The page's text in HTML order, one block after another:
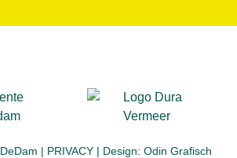
| PRIVACY | Design: Odin Grafisch